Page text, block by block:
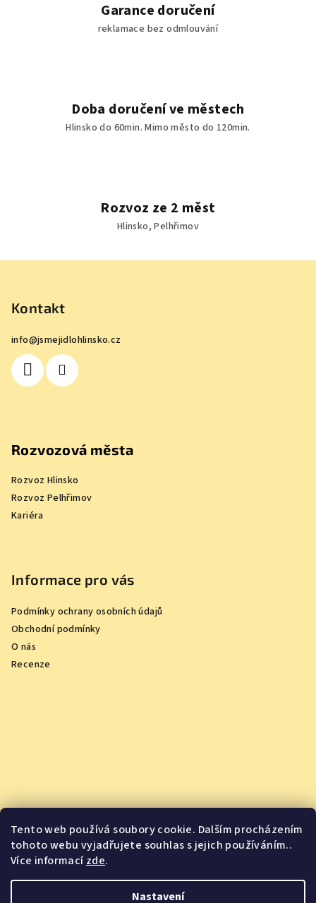
Tento web používá soubory cookie. Dalším procházením
tohoto webu vyjadřujete souhlas s jejich používáním..
Více informacízde.
Nastavení
i
s
Garance doručení
reklamace bez odmlouvání
Doba doručení ve městech
Hlinsko do 60min. Mimo město do 120min.
Rozvoz ze 2 měst
Hlinsko, Pelhřimov
Kontakt
info@jsmejidlohlinsko.cz
Rozvozová města
Rozvoz Hlinsko
Rozvoz Pelhřimov
Kariéra
Informace pro vás
Podmínky ochrany osobních údajů
Obchodní podmínky
O nás
Recenze
Vychutnejte si oceněná vína z pohodlí domova